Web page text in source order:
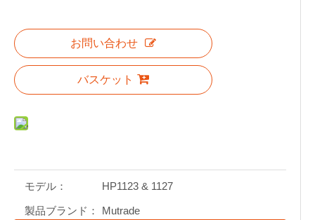
お問い合わせ
バスケット
モデル： HP1123 & 1127
製品ブランド： Mutrade